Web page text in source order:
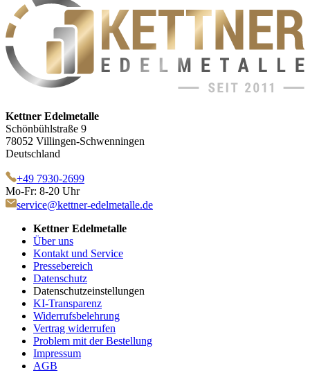
Kettner Edelmetalle
Schönbühlstraße 9
78052 Villingen-Schwenningen
Deutschland
+49 7930-2699
Mo-Fr: 8-20 Uhr
service@kettner-edelmetalle.de
Kettner Edelmetalle
Über uns
Kontakt und Service
Pressebereich
Datenschutz
Datenschutzeinstellungen
KI-Transparenz
Widerrufsbelehrung
Vertrag widerrufen
Problem mit der Bestellung
Impressum
AGB